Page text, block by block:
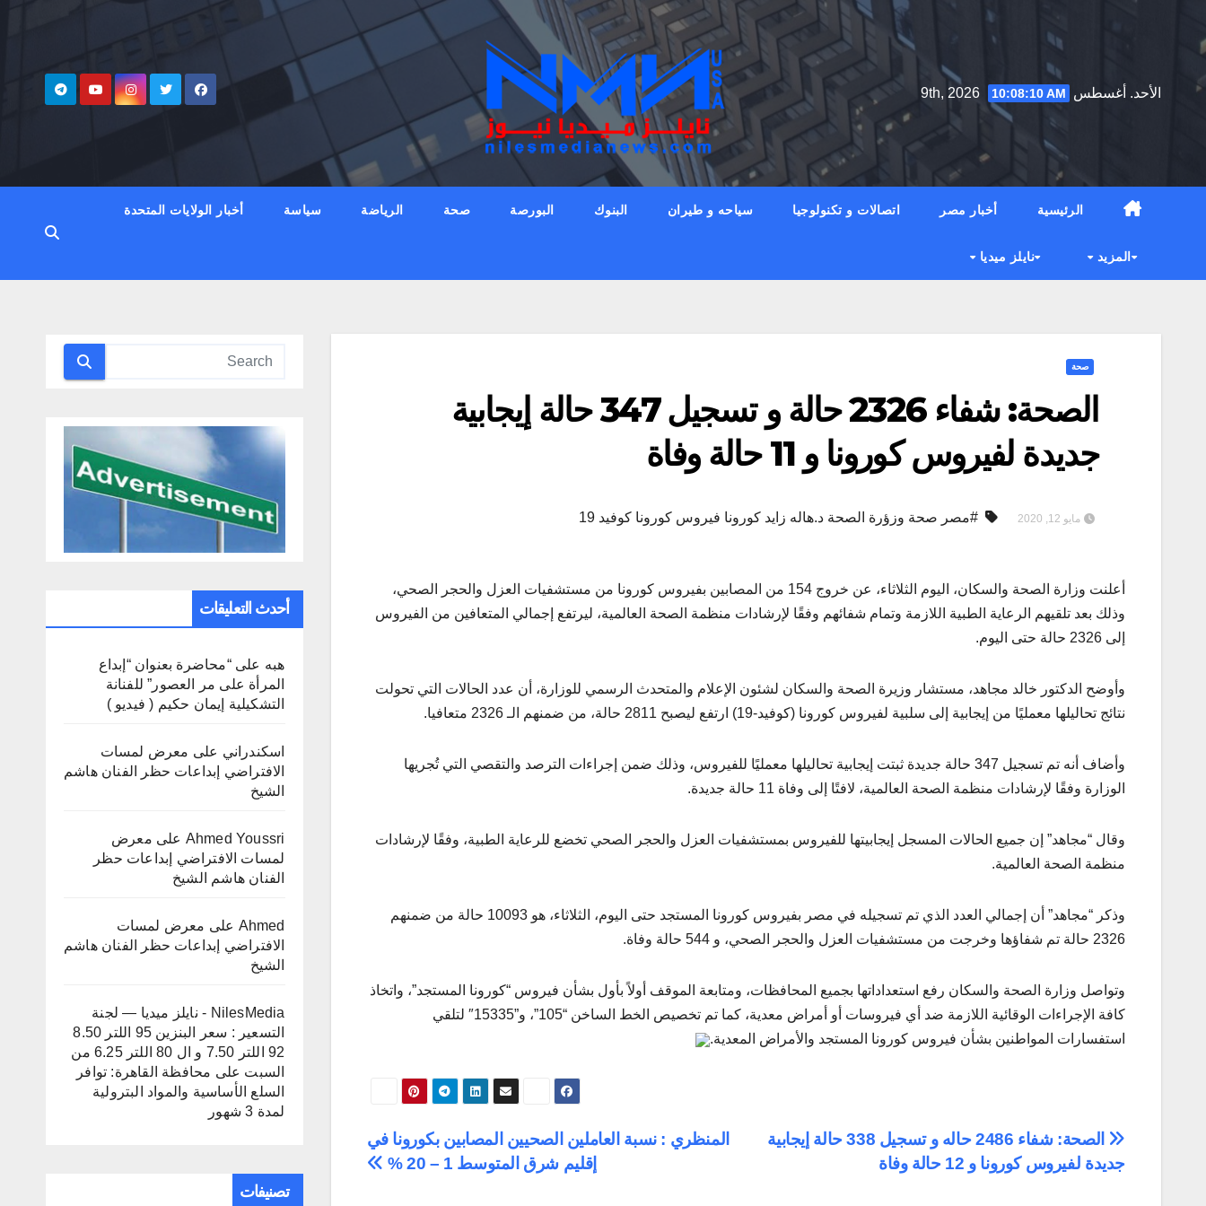
to
الأحد. أغسطس 9th, 2026
10:08:11 AM
الرئيسية أخبار مصر اتصالات و تكنولوجيا سياحه و طيران البنوك البورصة صحة الرياضة سياسة أخبار الولايات المتحدة
المزيد نايلز ميديا
صحة
الصحة: شفاء 2326 حالة و تسجيل 347 حالة إيجابية
جديدة لفيروس كورونا و 11 حالة وفاة
مايو 12, 2020 #مصر صحة وزؤرة الصحة د.هاله زايد كورونا فيروس كورونا كوفيد 19
أعلنت وزارة الصحة والسكان، اليوم الثلاثاء، عن خروج 154 من المصابين بفيروس كورونا من مستشفيات العزل والحجر الصحي،
وذلك بعد تلقيهم الرعاية الطبية اللازمة وتمام شفائهم وفقًا لإرشادات منظمة الصحة العالمية، ليرتفع إجمالي المتعافين من الفيروس
إلى 2326 حالة حتى اليوم.
وأوضح الدكتور خالد مجاهد، مستشار وزيرة الصحة والسكان لشئون الإعلام والمتحدث الرسمي للوزارة، أن عدد الحالات التي تحولت
نتائج تحاليلها معمليًا من إيجابية إلى سلبية لفيروس كورونا (كوفيد-19) ارتفع ليصبح 2811 حالة، من ضمنهم الـ 2326 متعافيا.
وأضاف أنه تم تسجيل 347 حالة جديدة ثبتت إيجابية تحاليلها معمليًا للفيروس، وذلك ضمن إجراءات الترصد والتقصي التي تُجريها
الوزارة وفقًا لإرشادات منظمة الصحة العالمية، لافتًا إلى وفاة 11 حالة جديدة.
وقال “مجاهد” إن جميع الحالات المسجل إيجابيتها للفيروس بمستشفيات العزل والحجر الصحي تخضع للرعاية الطبية، وفقًا لإرشادات
منظمة الصحة العالمية.
وذكر “مجاهد” أن إجمالي العدد الذي تم تسجيله في مصر بفيروس كورونا المستجد حتى اليوم، الثلاثاء، هو 10093 حالة من ضمنهم
2326 حالة تم شفاؤها وخرجت من مستشفيات العزل والحجر الصحي، و 544 حالة وفاة.
وتواصل وزارة الصحة والسكان رفع استعداداتها بجميع المحافظات، ومتابعة الموقف أولاً بأول بشأن فيروس “كورونا المستجد”، واتخاذ
كافة الإجراءات الوقائية اللازمة ضد أي فيروسات أو أمراض معدية، كما تم تخصيص الخط الساخن “105”، و”15335″ لتلقي
استفسارات المواطنين بشأن فيروس كورونا المستجد والأمراض المعدية.
تصفّح
المقالات
المنظري : نسبة العاملين الصحيين المصابين بكورونا في
إقليم شرق المتوسط 1 – 20 %
الصحة: شفاء 2486 حاله و تسجيل 338 حالة إيجابية
جديدة لفيروس كورونا و 12 حالة وفاة
أحدث التعليقات
هبه على“محاضرة بعنوان “إبداع
المرأة على مر العصور” للفنانة
التشكيلية إيمان حكيم ( فيديو )
اسكندراني على معرض لمسات
الافتراضي إبداعات حظر الفنان هاشم
الشيخ
Ahmed Youssri على معرض
لمسات الافتراضي إبداعات حظر
الفنان هاشم الشيخ
Ahmed على معرض لمسات
الافتراضي إبداعات حظر الفنان هاشم
الشيخ
NilesMedia - نايلز ميديا — لجنة
التسعير : سعر البنزين 95 اللتر 8.50
92 اللتر 7.50 و ال 80 اللتر 6.25 من
السبت على محافظة القاهرة: توافر
السلع الأساسية والمواد البترولية
لمدة 3 شهور
تصنيفات